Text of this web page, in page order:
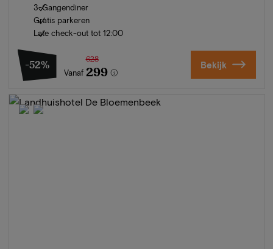
3-Gangendiner
Gratis parkeren
Late check-out tot 12:00
-52%
Vanaf
628
299 Bekijk